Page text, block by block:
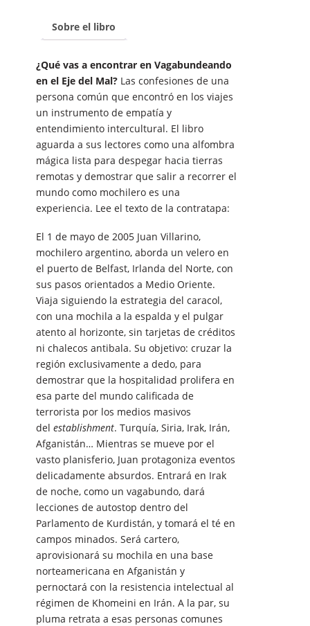
Sobre el libro
¿Qué vas a encontrar en Vagabundeando
en el Eje del Mal?Las confesiones de una
persona común que encontró en los viajes
un instrumento de empatía y
entendimiento intercultural. El libro
aguarda a sus lectores como una alfombra
mágica lista para despegar hacia tierras
remotas y demostrar que salir a recorrer el
mundo como mochilero es una
experiencia. Lee el texto de la contratapa:
El 1 de mayo de 2005 Juan Villarino,
mochilero argentino, aborda un velero en
el puerto de Belfast, Irlanda del Norte, con
sus pasos orientados a Medio Oriente.
Viaja siguiendo la estrategia del caracol,
con una mochila a la espalda y el pulgar
atento al horizonte, sin tarjetas de créditos
ni chalecos antibala. Su objetivo: cruzar la
región exclusivamente a dedo, para
demostrar que la hospitalidad prolifera en
esa parte del mundo calificada de
terrorista por los medios masivos
del establishment. Turquía, Siria, Irak, Irán,
Afganistán… Mientras se mueve por el
vasto planisferio, Juan protagoniza eventos
delicadamente absurdos. Entrará en Irak
de noche, como un vagabundo, dará
lecciones de autostop dentro del
Parlamento de Kurdistán, y tomará el té en
campos minados. Será cartero,
aprovisionará su mochila en una base
norteamericana en Afganistán y
pernoctará con la resistencia intelectual al
régimen de Khomeini en Irán. A la par, su
pluma retrata a esas personas comunes